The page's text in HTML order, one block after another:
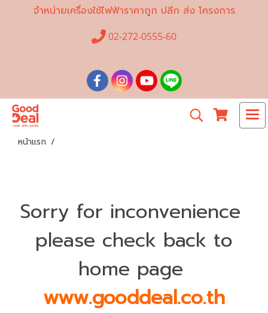
จำหน่ายเครื่องใช้ไฟฟ้าราคาถูก ปลีก ส่ง โครงการ
02-272-0555-60
หน้าแรก
Sorry for inconvenience
please check back to
home page
www.gooddeal.co.th